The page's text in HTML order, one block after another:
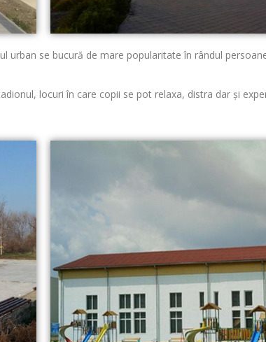
urban se bucură de mare popularitate în rândul
locuri în care copii se pot relaxa, distra dar şi